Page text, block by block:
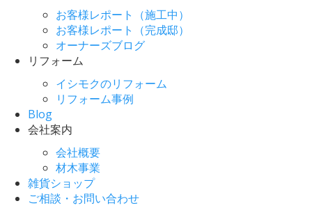
お客様レポート（施工中）
お客様レポート（完成邸）
オーナーズブログ
リフォーム
イシモクのリフォーム
リフォーム事例
Blog
会社案内
会社概要
材木事業
雑貨ショップ
ご相談・お問い合わせ